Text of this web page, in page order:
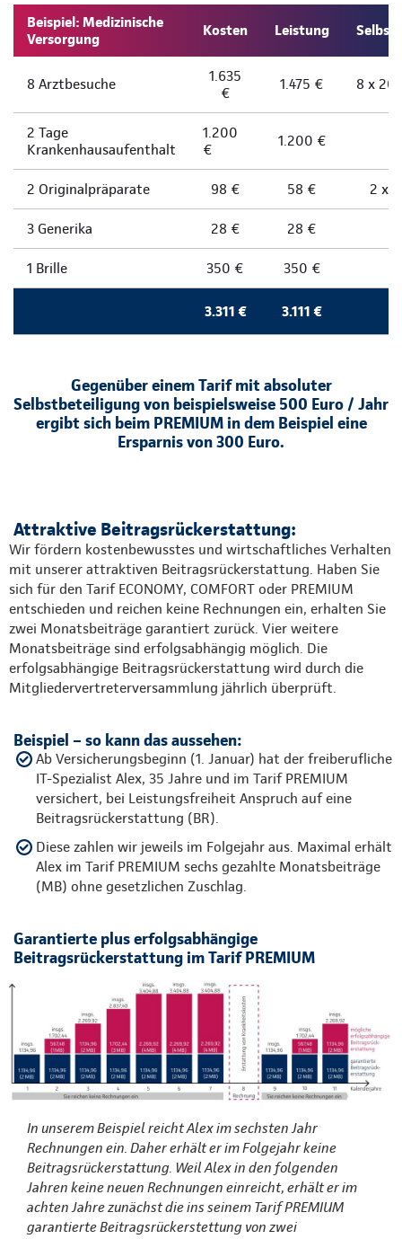
Beispiel: Medizinische
Versorgung
Kosten Leistung
8 Arztbesuche
1.635
€
1.475 € 8 x 20
2 Tage
Krankenhausaufenthalt
1.200
€
1.200 €
2 Originalpräparate 98 € 58 € 2 x
3 Generika 28 € 28 €
1 Brille 350 € 350 €
3.311 € 3.111 €
Gegenüber einem Tarif mit absoluter
Selbstbeteiligung von beispielsweise 500 Euro / Jahr
ergibt sich beim PREMIUM in dem Beispiel eine
Ersparnis von 300 Euro.
Attraktive Beitragsrückerstattung:
Wir fördern kostenbewusstes und wirtschaftliches Verhalten
mit unserer attraktiven Beitragsrückerstattung. Haben Sie
sich für den Tarif ECONOMY, COMFORT oder PREMIUM
entschieden und reichen keine Rechnungen ein, erhalten Sie
zwei Monatsbeiträge garantiert zurück. Vier weitere
Monatsbeiträge sind erfolgsabhängig möglich. Die
erfolgsabhängige Beitragsrückerstattung wird durch die
Mitgliedervertreterversammlung jährlich überprüft.
Beispiel – so kann das aussehen:
Ab Versicherungsbeginn (1. Januar) hat der freiberufliche
IT-Spezialist Alex, 35 Jahre und im Tarif PREMIUM
versichert, bei Leistungsfreiheit Anspruch auf eine
Beitragsrückerstattung (BR).
Diese zahlen wir jeweils im Folgejahr aus. Maximal erhält
Alex im Tarif PREMIUM sechs gezahlte Monatsbeiträge
(MB) ohne gesetzlichen Zuschlag.
Garantierte plus erfolgsabhängige
Beitragsrückerstattung im Tarif PREMIUM
In unserem Beispiel reicht Alex im sechsten Jahr
Rechnungen ein. Daher erhält er im Folgejahr keine
Beitragsrückerstattung. Weil Alex in den folgenden
Jahren keine neuen Rechnungen einreicht, erhält er im
achten Jahre zunächst die ins seinem Tarif PREMIUM
garantierte Beitragsrückerstettung von zwei